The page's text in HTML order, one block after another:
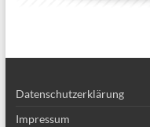
Datenschutzerklärung
Impressum